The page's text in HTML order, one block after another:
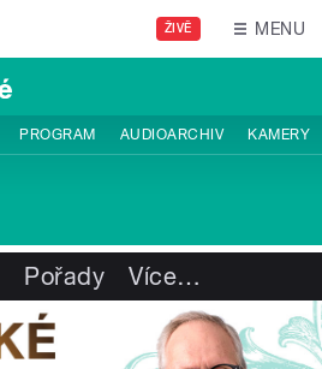
ŽIVĚ MENU
PROGRAM AUDIOARCHIV KAMERY
Pořady Více…